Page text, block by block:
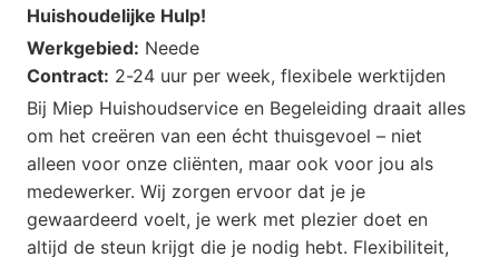
Huishoudelijke Hulp!
Werkgebied: Neede
Contract: 2-24 uur per week, flexibele werktijden
Bij Miep Huishoudservice en Begeleiding draait alles
om het creëren van een écht thuisgevoel – niet
alleen voor onze cliënten, maar ook voor jou als
medewerker. Wij zorgen ervoor dat je je
gewaardeerd voelt, je werk met plezier doet en
altijd de steun krijgt die je nodig hebt. Flexibiliteit,